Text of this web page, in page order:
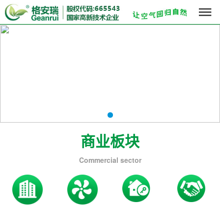

商业板块
Commercial sector